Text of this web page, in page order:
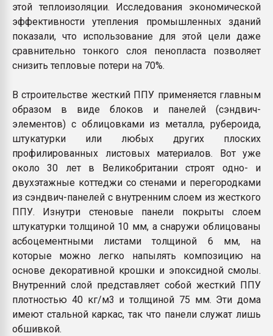
этой теплоизоляции. Исследования экономической
эффективности утепления промышленных зданий
показали, что использование для этой цели даже
сравнительно тонкого слоя пенопласта позволяет
снизить тепловые потери на 70%.
В строительстве жесткий ППУ применяется главным
образом в виде блоков и панелей (сэндвич-
элементов) с облицовками из металла, рубероида,
штукатурки или любых других плоских
профилированных листовых материалов. Вот уже
около 30 лет в Великобритании строят одно- и
двухэтажные коттеджи со стенами и перегородками
из сэндвич-панелей с внутренним слоем из жесткого
ППУ. Изнутри стеновые панели покрыты слоем
штукатурки толщиной 10 мм, а снаружи облицованы
асбоцементными листами толщиной 6 мм, на
которые можно легко напылять композицию на
основе декоративной крошки и эпоксидной смолы.
Внутренний слой представляет собой жесткий ППУ
плотностью 40 кг/м3 и толщиной 75 мм. Эти дома
имеют стальной каркас, так что панели служат лишь
обшивкой.